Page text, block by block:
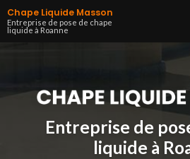
Aller
au
contenu
Chape Liquide Masson
Entreprise de pose de chape
liquide à Roanne
Entreprise de
liquide à